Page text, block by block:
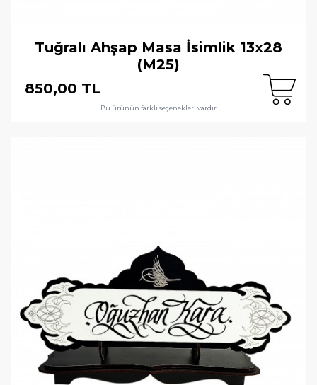
Tuğralı Ahşap Masa İsimlik 13x28
(M25)
850,00 TL
Bu ürünün farklı seçenekleri vardır